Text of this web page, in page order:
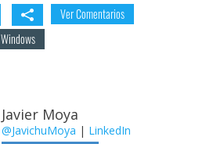
Ver Comentarios
Windows
Javier Moya
@JavichuMoya | LinkedIn